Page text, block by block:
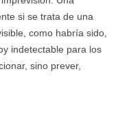
si se trata de una
como habría sido,
indetectable para los
sino prever,